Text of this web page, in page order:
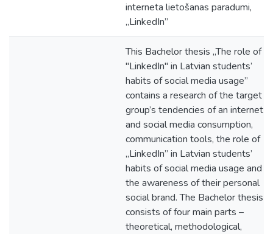
interneta lietošanas paradumi,
„LinkedIn”
This Bachelor thesis „The role of
"LinkedIn" in Latvian students’
habits of social media usage”
contains a research of the target
group’s tendencies of an internet
and social media consumption,
communication tools, the role of
„LinkedIn” in Latvian students’
habits of social media usage and
the awareness of their personal
social brand. The Bachelor thesis
consists of four main parts –
theoretical, methodological,